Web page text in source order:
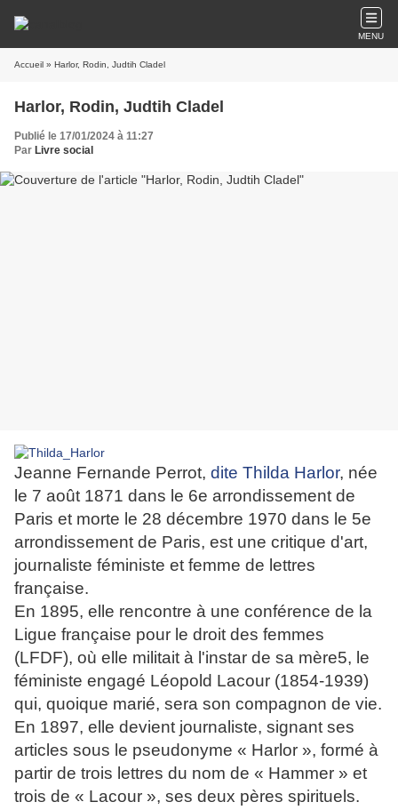
MENU
Accueil » Harlor, Rodin, Judtih Cladel
Harlor, Rodin, Judtih Cladel
Publié le 17/01/2024 à 11:27
Par Livre social
Jeanne Fernande Perrot, dite Thilda Harlor, née
le 7 août 1871 dans le 6e arrondissement de
Paris et morte le 28 décembre 1970 dans le 5e
arrondissement de Paris, est une critique d'art,
journaliste féministe et femme de lettres
française.
En 1895, elle rencontre à une conférence de la
Ligue française pour le droit des femmes
(LFDF), où elle militait à l'instar de sa mère5, le
féministe engagé Léopold Lacour (1854-1939)
qui, quoique marié, sera son compagnon de vie.
En 1897, elle devient journaliste, signant ses
articles sous le pseudonyme « Harlor », formé à
partir de trois lettres du nom de « Hammer » et
trois de « Lacour », ses deux pères spirituels.